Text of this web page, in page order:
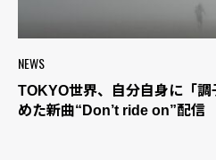
NEWS
TOKYO世界、自分自身に「
めた新曲“Don’t ride on”配信